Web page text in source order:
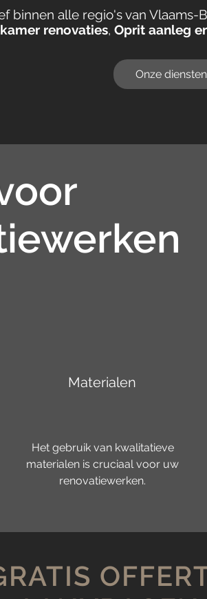
binnen alle regio's van Vlaams-
renovaties, Oprit aanleg
Onze
Materialen
Het gebruik van kwalitatieve
materialen is cruciaal voor uw
renovatiewerken.